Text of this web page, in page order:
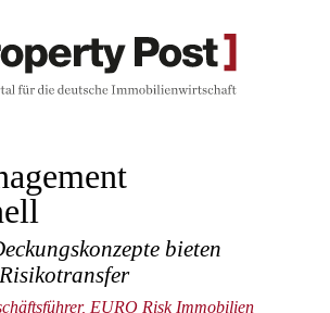
bieten
EURO Risk Immobilien